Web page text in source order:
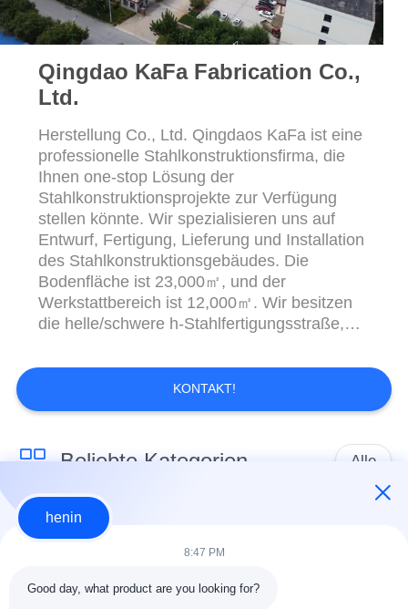
Qingdao KaFa Fabrication Co.,
Ltd.
Herstellung Co., Ltd. Qingdaos KaFa ist eine
professionelle Stahlkonstruktionsfirma, die
Ihnen one-stop Lösung der
Stahlkonstruktionsprojekte zur Verfügung
stellen könnte. Wir spezialisieren uns auf
Entwurf, Fertigung, Lieferung und Installation
des Stahlkonstruktionsgebäudes. Die
Bodenfläche ist 23,000㎡, und der
Werkstattbereich ist 12,000㎡. Wir besitzen
die helle/schwere h-Stahlfertigungsstraße,
C-/Zpurlinfertigungsstraße und verschiedene
Arten des Profilierens von
Stahlblechmaschinen. Unsere Produkte sind
Mittlere Osten und ...
KONTAKT!
Beliebte Kategorien Alle
Stahlkonstruktionsbau
Stahlkonstruktion Architektonischer
henin
8:47 PM
Good day, what product are you looking for?